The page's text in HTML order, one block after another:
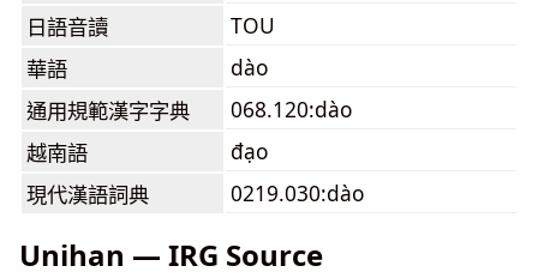
日語音讀
TOU
華語
dào
通用規範漢字字典
068.120:dào
越南語
đạo
現代漢語詞典
0219.030:dào
Unihan — IRG Source